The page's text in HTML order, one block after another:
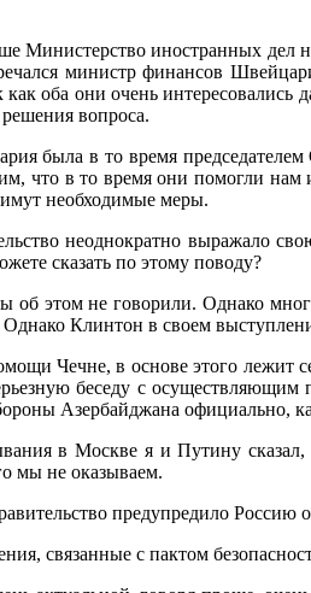
иностранных дел
ми­нистр финансов
оба они очень
вопроса.
была в то время
что в то время они помогли
необходимые меры.
неоднократно выра­жало
сказать по этому поводу?
об этом не говорили. Однако
Клинтон в своем
Чечне, в основе этого лежит
беседу с
Азербайд­жана официально,
в Москве я и Путину
мы не ока­зываем.
предупредило
связанные с пактом